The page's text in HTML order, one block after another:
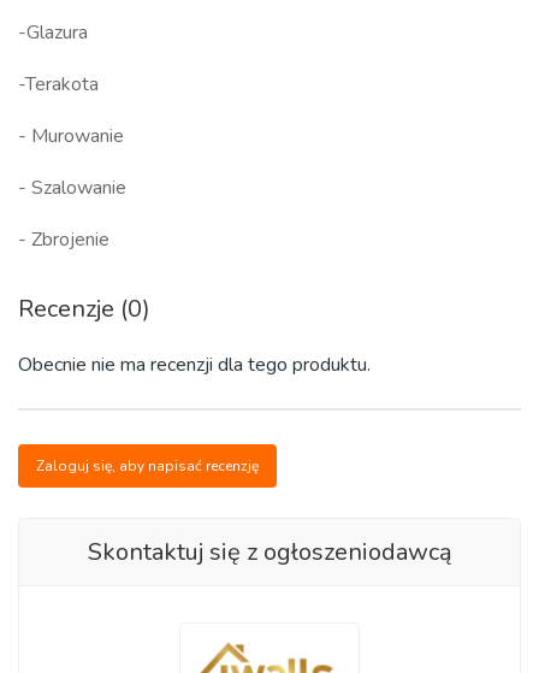
-Glazura
-Terakota
- Murowanie
- Szalowanie
- Zbrojenie
Recenzje (0)
Obecnie nie ma recenzji dla tego produktu.
Zaloguj się, aby napisać recenzję
Skontaktuj się z ogłoszeniodawcą